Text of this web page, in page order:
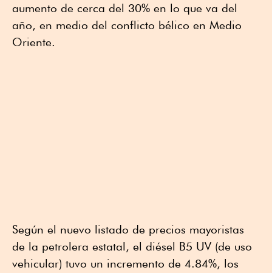
aumento de cerca del 30% en lo que va del
año, en medio del conflicto bélico en Medio
Oriente.
Según el nuevo listado de precios mayoristas
de la petrolera estatal, el diésel B5 UV (de uso
vehicular) tuvo un incremento de 4.84%, los